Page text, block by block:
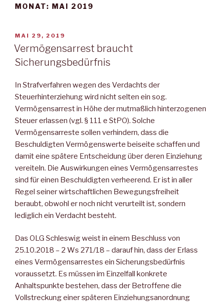
MONAT: MAI 2019
VERÖFFENTLICHT
AM
MAI 29, 2019
Vermögensarrest braucht
Sicherungsbedürfnis
In Strafverfahren wegen des Verdachts der
Steuerhinterziehung wird nicht selten ein sog.
Vermögensarrest in Höhe der mutmaßlich hinterzogenen
Steuer erlassen (vgl. § 111 e StPO). Solche
Vermögensarreste sollen verhindern, dass die
Beschuldigten Vermögenswerte beiseite schaffen und
damit eine spätere Entscheidung über deren Einziehung
vereiteln. Die Auswirkungen eines Vermögensarrestes
sind für einen Beschuldigten verheerend. Er ist in aller
Regel seiner wirtschaftlichen Bewegungsfreiheit
beraubt, obwohl er noch nicht verurteilt ist, sondern
lediglich ein Verdacht besteht.
Das OLG Schleswig weist in einem Beschluss von
25.10.2018 – 2 Ws 271/18 – darauf hin, dass der Erlass
eines Vermögensarrestes ein Sicherungsbedürfnis
voraussetzt. Es müssen im Einzelfall konkrete
Anhaltspunkte bestehen, dass der Betroffene die
Vollstreckung einer späteren Einziehungsanordnung